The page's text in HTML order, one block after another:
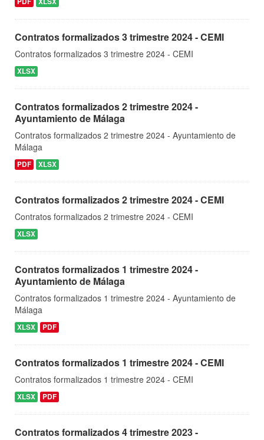
Contratos formalizados 3 trimestre 2024 - CEMI
Contratos formalizados 3 trimestre 2024 - CEMI
XLSX
Contratos formalizados 2 trimestre 2024 -
Ayuntamiento de Málaga
Contratos formalizados 2 trimestre 2024 - Ayuntamiento de
Málaga
PDF XLSX
Contratos formalizados 2 trimestre 2024 - CEMI
Contratos formalizados 2 trimestre 2024 - CEMI
XLSX
Contratos formalizados 1 trimestre 2024 -
Ayuntamiento de Málaga
Contratos formalizados 1 trimestre 2024 - Ayuntamiento de
Málaga
XLSX PDF
Contratos formalizados 1 trimestre 2024 - CEMI
Contratos formalizados 1 trimestre 2024 - CEMI
XLSX PDF
Contratos formalizados 4 trimestre 2023 -